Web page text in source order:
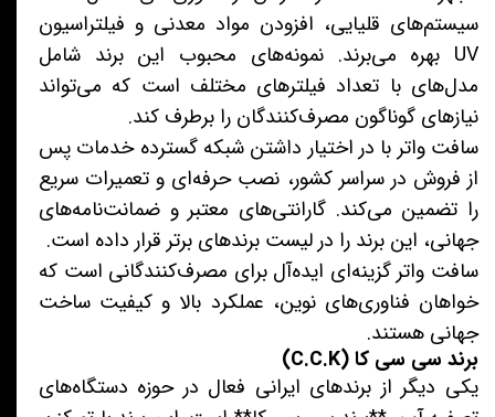
سیستم‌های قلیایی، افزودن مواد معدنی و فیلتراسیون
UV بهره می‌برند. نمونه‌های محبوب این برند شامل
مدل‌های با تعداد فیلترهای مختلف است که می‌تواند
نیازهای گوناگون مصرف‌کنندگان را برطرف کند.
سافت واتر با در اختیار داشتن شبکه گسترده خدمات پس
از فروش در سراسر کشور، نصب حرفه‌ای و تعمیرات سریع
را تضمین می‌کند. گارانتی‌های معتبر و ضمانت‌نامه‌های
جهانی، این برند را در لیست برندهای برتر قرار داده است.
سافت واتر گزینه‌ای ایده‌آل برای مصرف‌کنندگانی است که
خواهان فناوری‌های نوین، عملکرد بالا و کیفیت ساخت
جهانی هستند.
برند سی سی کا (C.C.K)
یکی دیگر از برندهای ایرانی فعال در حوزه دستگاه‌های